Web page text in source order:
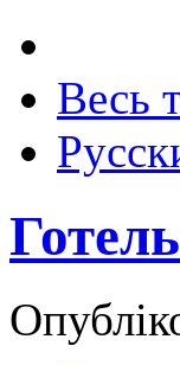
Весь